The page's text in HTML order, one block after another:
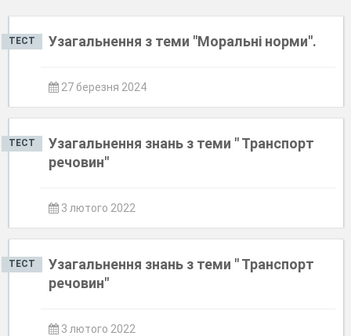
ТЕСТ Узагальнення з теми "Моральні норми".
27 березня 2024
ТЕСТ
Узагальнення знань з теми " Транспорт
речовин"
3 лютого 2022
ТЕСТ
Узагальнення знань з теми " Транспорт
речовин"
3 лютого 2022